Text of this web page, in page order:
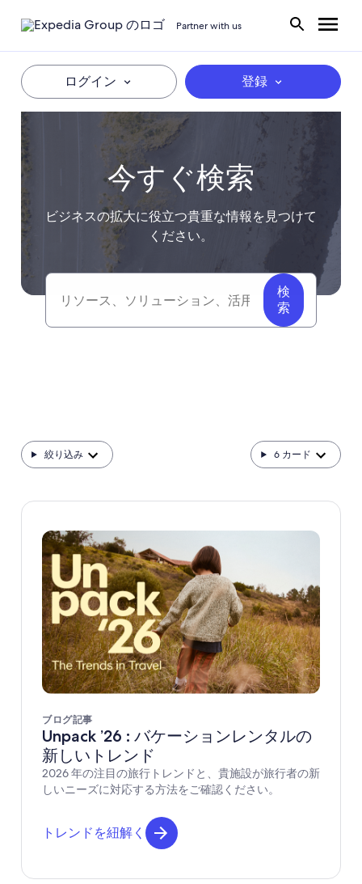
Partner with us
ログイン 登録
今すぐ検索
ビジネスの拡大に役立つ貴重な情報を見つけて
ください。
Search
検
索
絞り込み 6 カード
ブログ記事
Unpack ’26 : バケーションレンタルの
新しいトレンド
2026 年の注目の旅行トレンドと、貴施設が旅行者の新
しいニーズに対応する方法をご確認ください。
トレンドを紐解く